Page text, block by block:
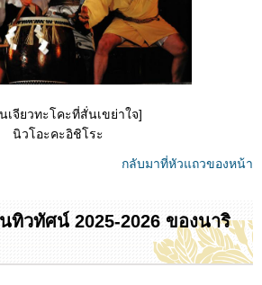
เจียวทะโคะที่สั่นเขย่าใจ]
นิวโอะคะอิชิโระ
กลับมาที่หัวแถวของหน้า
ทิวทัศน์ 2025-2026 ของนาริ